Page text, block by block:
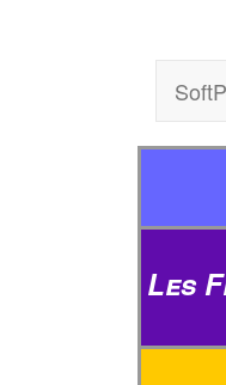
Les